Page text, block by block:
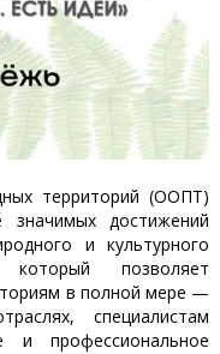
территорий (ООПТ)
достижений
и культурного
позволяет
в полной мере —
специалистам
и профессиональное